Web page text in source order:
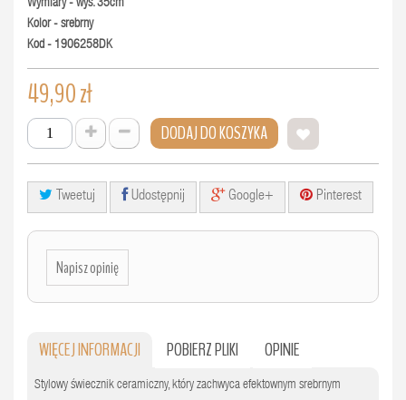
Wymiary - wys. 35cm
Kolor - srebrny
Kod - 1906258DK
49,90 zł
DODAJ DO KOSZYKA
Tweetuj Udostępnij Google+ Pinterest
Napisz opinię
WIĘCEJ INFORMACJI POBIERZ PLIKI OPINIE
Stylowy świecznik ceramiczny, który zachwyca efektownym srebrnym